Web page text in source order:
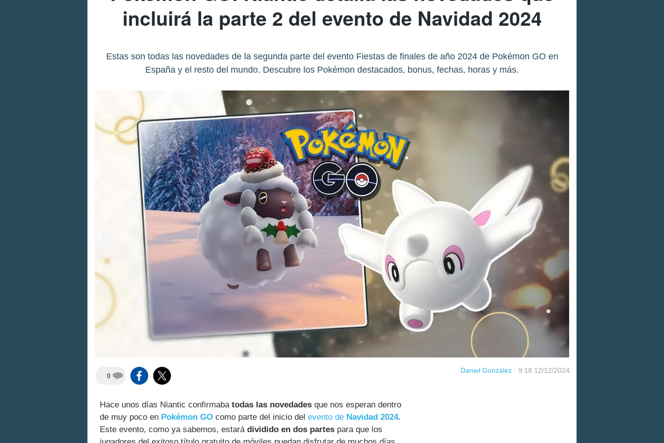
incluirá la parte 2 del evento de Navidad 2024
Estas son todas las novedades de la segunda parte del evento Fiestas de finales de año 2024 de Pokémon GO en
España y el resto del mundo. Descubre los Pokémon destacados, bonus, fechas, horas y más.
0
Daniel González · 9:18 12/12/2024
Hace unos días Niantic confirmaba todas las novedades que nos esperan dentro
de muy poco en Pokémon GO como parte del inicio del evento de Navidad 2024.
Este evento, como ya sabemos, estará dividido en dos partes para que los